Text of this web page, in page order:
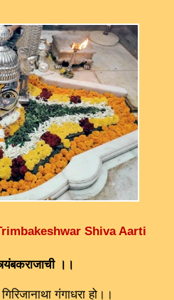
Trimbakeshwar Shiva Aarti
।।
गंगाधरा हो।।